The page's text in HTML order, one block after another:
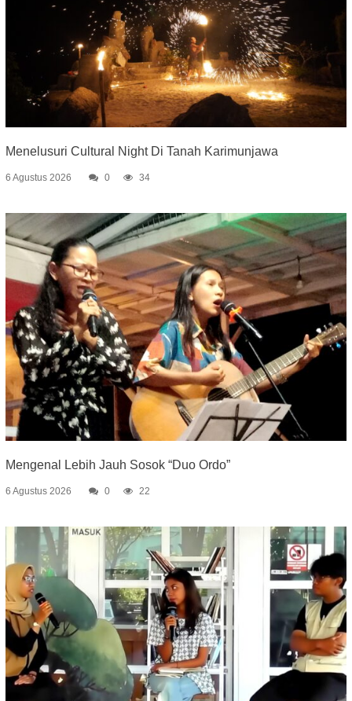
Menelusuri Cultural Night Di Tanah Karimunjawa
6 Agustus 2026 0 34
Mengenal Lebih Jauh Sosok “Duo Ordo”
6 Agustus 2026 0 22